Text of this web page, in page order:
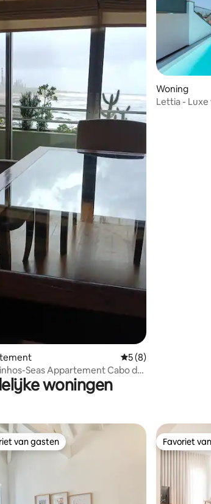
van 4,93 op 5, 134 recensies
Gemiddelde
5 (8)
Seas Appartement Cabo das
Woning
Lettia -
woningen
van gasten
van gasten Favoriet
Favoriet